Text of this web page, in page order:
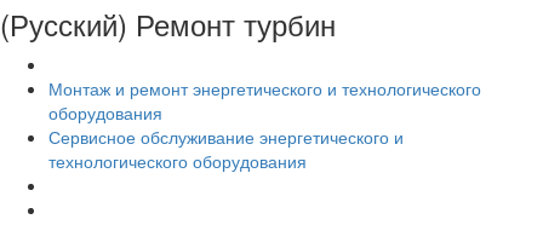
(Русский) Ремонт турбин
Монтаж и ремонт энергетического и технологического
оборудования
Сервисное обслуживание энергетического и
технологического оборудования